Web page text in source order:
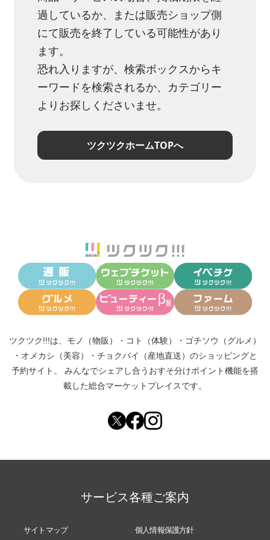
過しているか、または販売ショップ側
にて販売を終了している可能性があり
ます。
恐れ入りますが、検索ボックスからキ
ーワードを検索されるか、カテゴリー
よりお探しくださいませ。
ツクツクホームTOPへ
ツクツク!!!は、 モノ（物販） ・ コト（体験） ・ ゴチソウ（グルメ）
・ オメカシ（美容） ・ チョクバイ（産地直送） のショッピングと
予約サイト。
みんなでシェアし合う おすそ分けポイント機能を搭
載した総合マーケットプレイスです。
サービス各種ご案内
サイトマップ 個人情報保護方針